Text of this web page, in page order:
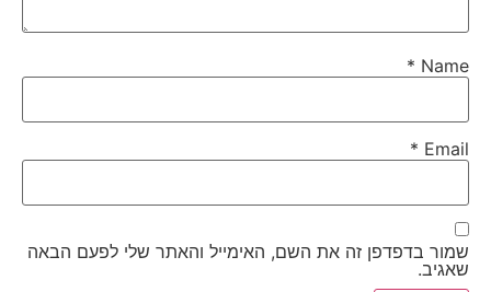
Name
*
Email
*
שמור בדפדפן זה את השם, האימייל והאתר שלי לפעם הבאה
שאגיב.